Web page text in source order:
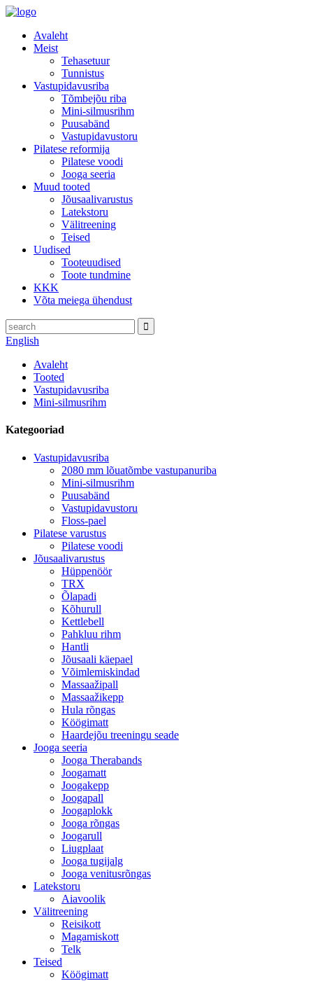
Avaleht
Meist
Tehasetuur
Tunnistus
Vastupidavusriba
Tõmbejõu riba
Mini-silmusrihm
Puusabänd
Vastupidavustoru
Pilatese reformija
Pilatese voodi
Jooga seeria
Muud tooted
Jõusaalivarustus
Latekstoru
Välitreening
Teised
Uudised
Tooteuudised
Toote tundmine
KKK
Võta meiega ühendust
English
Avaleht
Tooted
Vastupidavusriba
Mini-silmusrihm
Kategooriad
Vastupidavusriba
2080 mm lõuatõmbe vastupanuriba
Mini-silmusrihm
Puusabänd
Vastupidavustoru
Floss-pael
Pilatese varustus
Pilatese voodi
Jõusaalivarustus
Hüppenöör
TRX
Õlapadi
Kõhurull
Kettlebell
Pahkluu rihm
Hantli
Jõusaali käepael
Võimlemiskindad
Massaažipall
Massaažikepp
Hula rõngas
Köögimatt
Haardejõu treeningu seade
Jooga seeria
Jooga Therabands
Joogamatt
Joogakepp
Joogapall
Joogaplokk
Jooga rõngas
Joogarull
Liugplaat
Jooga tugijalg
Jooga venitusrõngas
Latekstoru
Aiavoolik
Välitreening
Reisikott
Magamiskott
Telk
Teised
Köögimatt